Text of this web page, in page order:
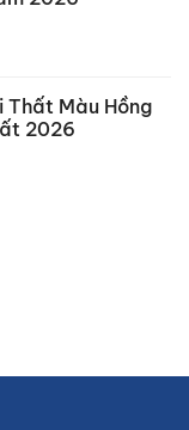
Thất Màu Hồng
2026